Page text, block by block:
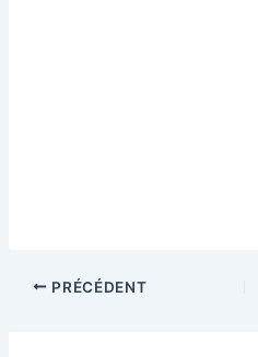
PRÉCÉDENT